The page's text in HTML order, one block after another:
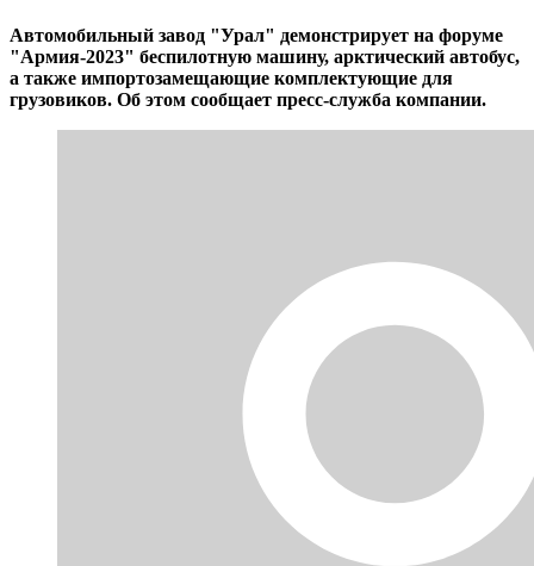
Автомобильный завод "Урал" демонстрирует на форуме
"Армия-2023" беспилотную машину, арктический автобус,
а также импортозамещающие комплектующие для
грузовиков. Об этом сообщает пресс-служба компании.